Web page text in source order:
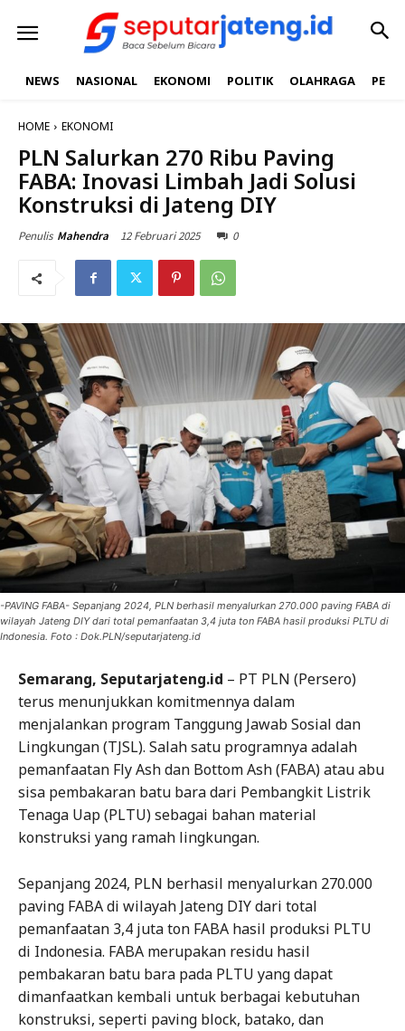
NEWS NASIONAL EKONOMI POLITIK OLAHRAGA
HOME EKONOMI
PLN Salurkan 270 Ribu Paving
FABA: Inovasi Limbah Jadi Solusi
Konstruksi di Jateng DIY
Penulis Mahendra 12 Februari 2025 0
-PAVING FABA- Sepanjang 2024, PLN berhasil menyalurkan 270.000 paving FABA di
wilayah Jateng DIY dari total pemanfaatan 3,4 juta ton FABA hasil produksi PLTU di
Indonesia. Foto : Dok.PLN/seputarjateng.id
Semarang, Seputarjateng.id – PT PLN (Persero)
terus menunjukkan komitmennya dalam
menjalankan program Tanggung Jawab Sosial dan
Lingkungan (TJSL). Salah satu programnya adalah
pemanfaatan Fly Ash dan Bottom Ash (FABA) atau abu
sisa pembakaran batu bara dari Pembangkit Listrik
Tenaga Uap (PLTU) sebagai bahan material
konstruksi yang ramah lingkungan.
Sepanjang 2024, PLN berhasil menyalurkan 270.000
paving FABA di wilayah Jateng DIY dari total
pemanfaatan 3,4 juta ton FABA hasil produksi PLTU
di Indonesia. FABA merupakan residu hasil
pembakaran batu bara pada PLTU yang dapat
dimanfaatkan kembali untuk berbagai kebutuhan
konstruksi, seperti paving block, batako, dan